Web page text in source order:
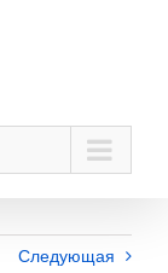
Следующая